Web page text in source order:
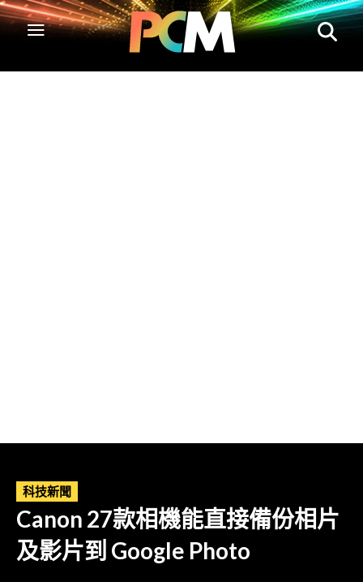
科技新聞
Canon 27款相機能直接備份相片
及影片到 Google Photo